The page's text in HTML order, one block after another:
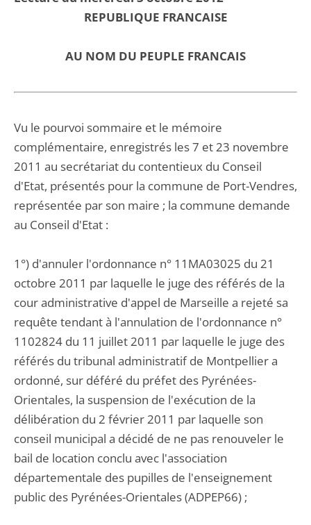
REPUBLIQUE FRANCAISE
AU NOM DU PEUPLE FRANCAIS
Vu le pourvoi sommaire et le mémoire
complémentaire, enregistrés les 7 et 23 novembre
2011 au secrétariat du contentieux du Conseil
d'Etat, présentés pour la commune de Port-Vendres,
représentée par son maire ; la commune demande
au Conseil d'Etat :
1°) d'annuler l'ordonnance n° 11MA03025 du 21
octobre 2011 par laquelle le juge des référés de la
cour administrative d'appel de Marseille a rejeté sa
requête tendant à l'annulation de l'ordonnance n°
1102824 du 11 juillet 2011 par laquelle le juge des
référés du tribunal administratif de Montpellier a
ordonné, sur déféré du préfet des Pyrénées-
Orientales, la suspension de l'exécution de la
délibération du 2 février 2011 par laquelle son
conseil municipal a décidé de ne pas renouveler le
bail de location conclu avec l'association
départementale des pupilles de l'enseignement
public des Pyrénées-Orientales (ADPEP66) ;